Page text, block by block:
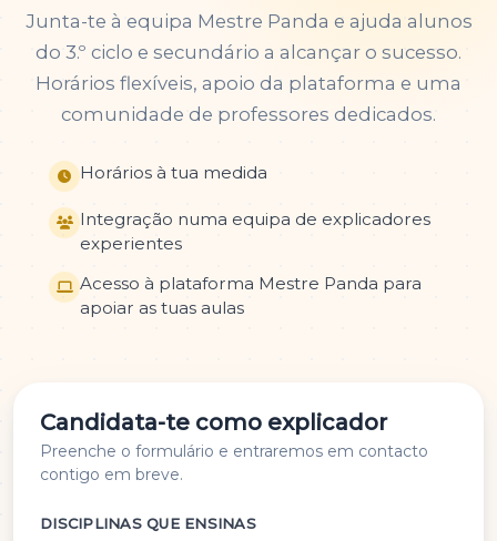
Junta-te à equipa Mestre Panda e ajuda alunos
do 3.º ciclo e secundário a alcançar o sucesso.
Horários flexíveis, apoio da plataforma e uma
comunidade de professores dedicados.
Horários à tua medida
Integração numa equipa de explicadores
experientes
Acesso à plataforma Mestre Panda para
apoiar as tuas aulas
Candidata-te como explicador
Preenche o formulário e entraremos em contacto
contigo em breve.
DISCIPLINAS QUE ENSINAS